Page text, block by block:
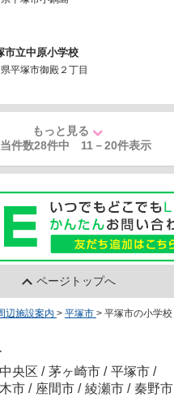
市立中原小学校
平塚市御殿２丁目
もっと見る
件数28件中 11 －20件表示
ページトップへ
辺施設案内 > 平塚市 > 平塚市の小学校
央区 / 茅ヶ崎市 / 平塚市 /
市 / 座間市 / 綾瀬市 / 秦野市